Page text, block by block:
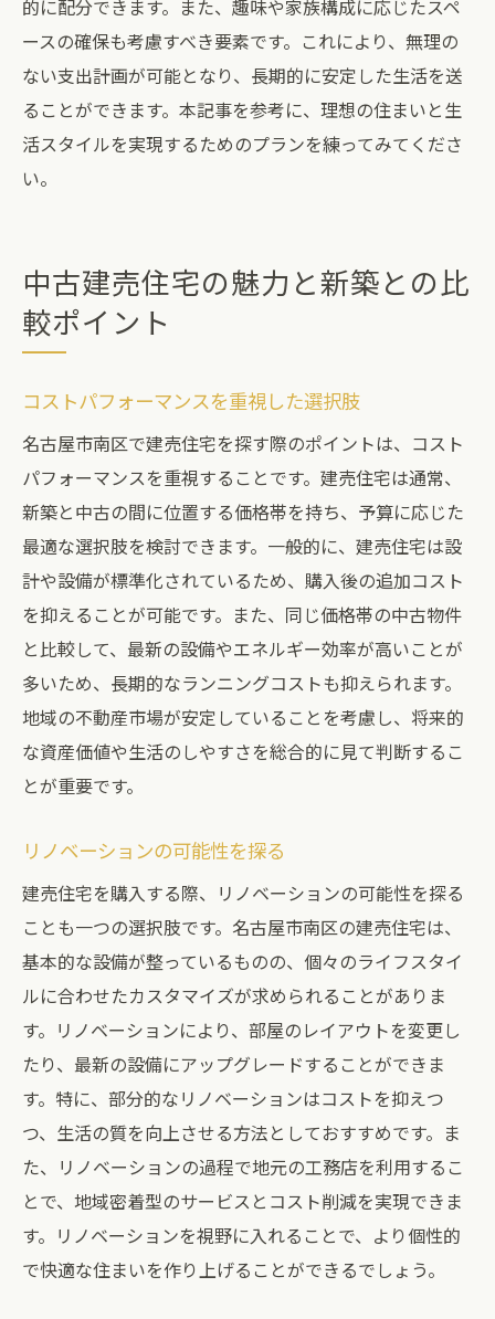
的に配分できます。また、趣味や家族構成に応じたスペ
ースの確保も考慮すべき要素です。これにより、無理の
ない支出計画が可能となり、長期的に安定した生活を送
ることができます。本記事を参考に、理想の住まいと生
活スタイルを実現するためのプランを練ってみてくださ
い。
中古建売住宅の魅力と新築との比
較ポイント
コストパフォーマンスを重視した選択肢
名古屋市南区で建売住宅を探す際のポイントは、コスト
パフォーマンスを重視することです。建売住宅は通常、
新築と中古の間に位置する価格帯を持ち、予算に応じた
最適な選択肢を検討できます。一般的に、建売住宅は設
計や設備が標準化されているため、購入後の追加コスト
を抑えることが可能です。また、同じ価格帯の中古物件
と比較して、最新の設備やエネルギー効率が高いことが
多いため、長期的なランニングコストも抑えられます。
地域の不動産市場が安定していることを考慮し、将来的
な資産価値や生活のしやすさを総合的に見て判断するこ
とが重要です。
リノベーションの可能性を探る
建売住宅を購入する際、リノベーションの可能性を探る
ことも一つの選択肢です。名古屋市南区の建売住宅は、
基本的な設備が整っているものの、個々のライフスタイ
ルに合わせたカスタマイズが求められることがありま
す。リノベーションにより、部屋のレイアウトを変更し
たり、最新の設備にアップグレードすることができま
す。特に、部分的なリノベーションはコストを抑えつ
つ、生活の質を向上させる方法としておすすめです。ま
た、リノベーションの過程で地元の工務店を利用するこ
とで、地域密着型のサービスとコスト削減を実現できま
す。リノベーションを視野に入れることで、より個性的
で快適な住まいを作り上げることができるでしょう。